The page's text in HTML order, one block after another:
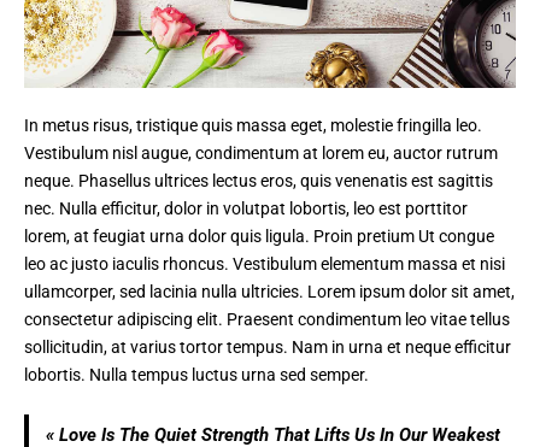
In metus risus, tristique quis massa eget, molestie fringilla leo.
Vestibulum nisl augue, condimentum at lorem eu, auctor rutrum
neque. Phasellus ultrices lectus eros, quis venenatis est sagittis
nec. Nulla efficitur, dolor in volutpat lobortis, leo est porttitor
lorem, at feugiat urna dolor quis ligula. Proin pretium Ut congue
leo ac justo iaculis rhoncus. Vestibulum elementum massa et nisi
ullamcorper, sed lacinia nulla ultricies. Lorem ipsum dolor sit amet,
consectetur adipiscing elit. Praesent condimentum leo vitae tellus
sollicitudin, at varius tortor tempus. Nam in urna et neque efficitur
lobortis. Nulla tempus luctus urna sed semper.
« Love Is The Quiet Strength That Lifts Us In Our Weakest